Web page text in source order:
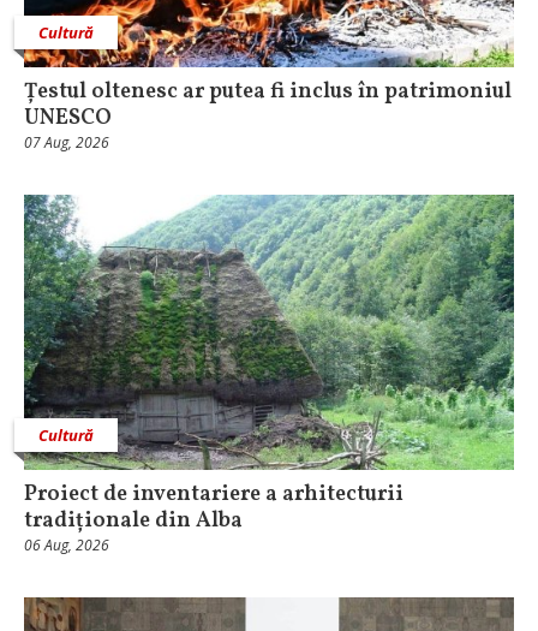
Cultură
Țestul oltenesc ar putea fi inclus în patrimoniul
UNESCO
07 Aug, 2026
Cultură
Proiect de inventariere a arhitecturii
tradiționale din Alba
06 Aug, 2026